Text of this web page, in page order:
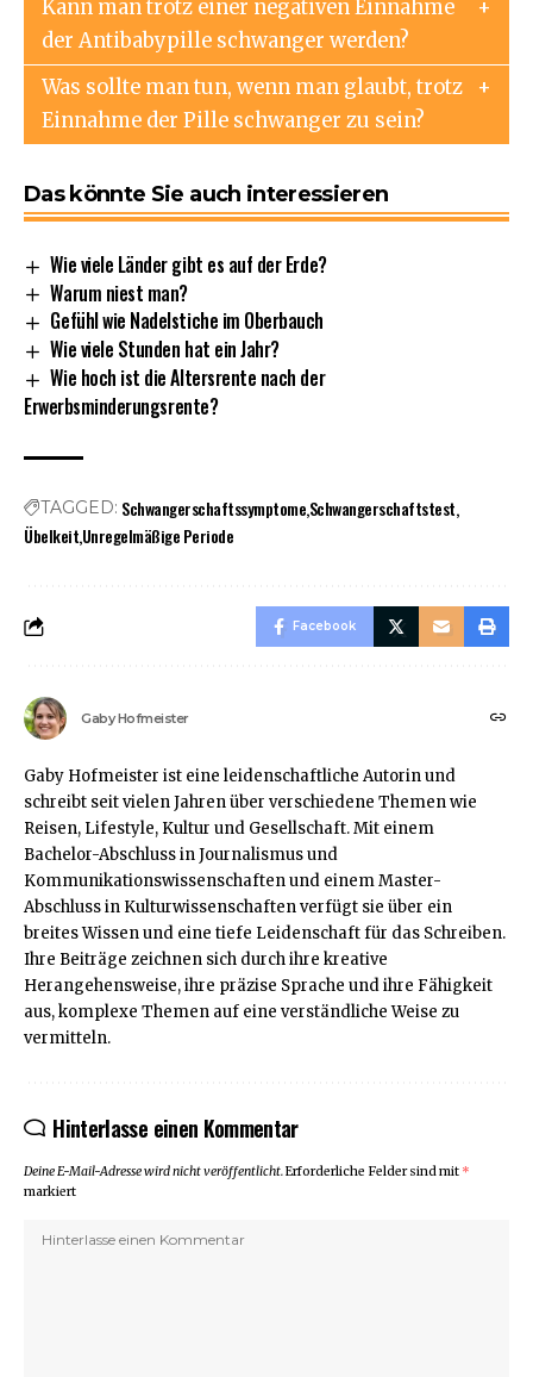
Kann man trotz einer negativen Einnahme
der Antibabypille schwanger werden?
Was sollte man tun, wenn man glaubt, trotz
Einnahme der Pille schwanger zu sein?
Das könnte Sie auch interessieren
Wie viele Länder gibt es auf der Erde?
Warum niest man?
Gefühl wie Nadelstiche im Oberbauch
Wie viele Stunden hat ein Jahr?
Wie hoch ist die Altersrente nach der
Erwerbsminderungsrente?
TAGGED: SchwangerschaftssymptomeSchwangerschaftstest
ÜbelkeitUnregelmäßige Periode
Facebook
Gaby Hofmeister
Gaby Hofmeister ist eine leidenschaftliche Autorin und
schreibt seit vielen Jahren über verschiedene Themen wie
Reisen, Lifestyle, Kultur und Gesellschaft. Mit einem
Bachelor-Abschluss in Journalismus und
Kommunikationswissenschaften und einem Master-
Abschluss in Kulturwissenschaften verfügt sie über ein
breites Wissen und eine tiefe Leidenschaft für das Schreiben.
Ihre Beiträge zeichnen sich durch ihre kreative
Herangehensweise, ihre präzise Sprache und ihre Fähigkeit
aus, komplexe Themen auf eine verständliche Weise zu
vermitteln.
Hinterlasse einen Kommentar
Deine E-Mail-Adresse wird nicht veröffentlicht.Erforderliche Felder sind mit *
markiert